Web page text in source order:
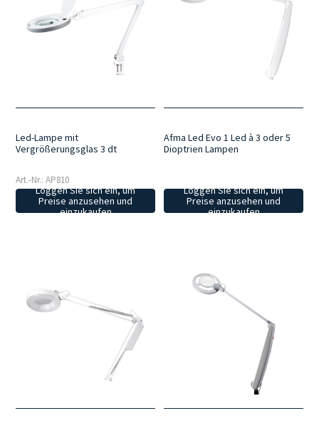
Led-Lampe mit
Vergrößerungsglas 3 dt
Art.-Nr.: AP810
Loggen Sie sich ein, um
Preise anzusehen und
einzukaufen
Afma Led Evo 1 Led à 3 oder 5
Dioptrien Lampen
Loggen Sie sich ein, um
Preise anzusehen und
einzukaufen